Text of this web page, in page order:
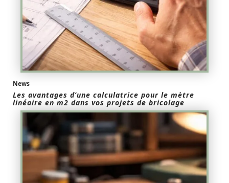
News
Les avantages d’une calculatrice pour le mètre
linéaire en m2 dans vos projets de bricolage